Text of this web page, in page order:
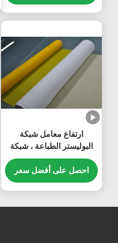
ارتفاع معامل شبكة
البوليستر الطباعة ، شبكة
الشاشة الحريرية لطباعة تي
شيرت
احصل على أفضل سعر